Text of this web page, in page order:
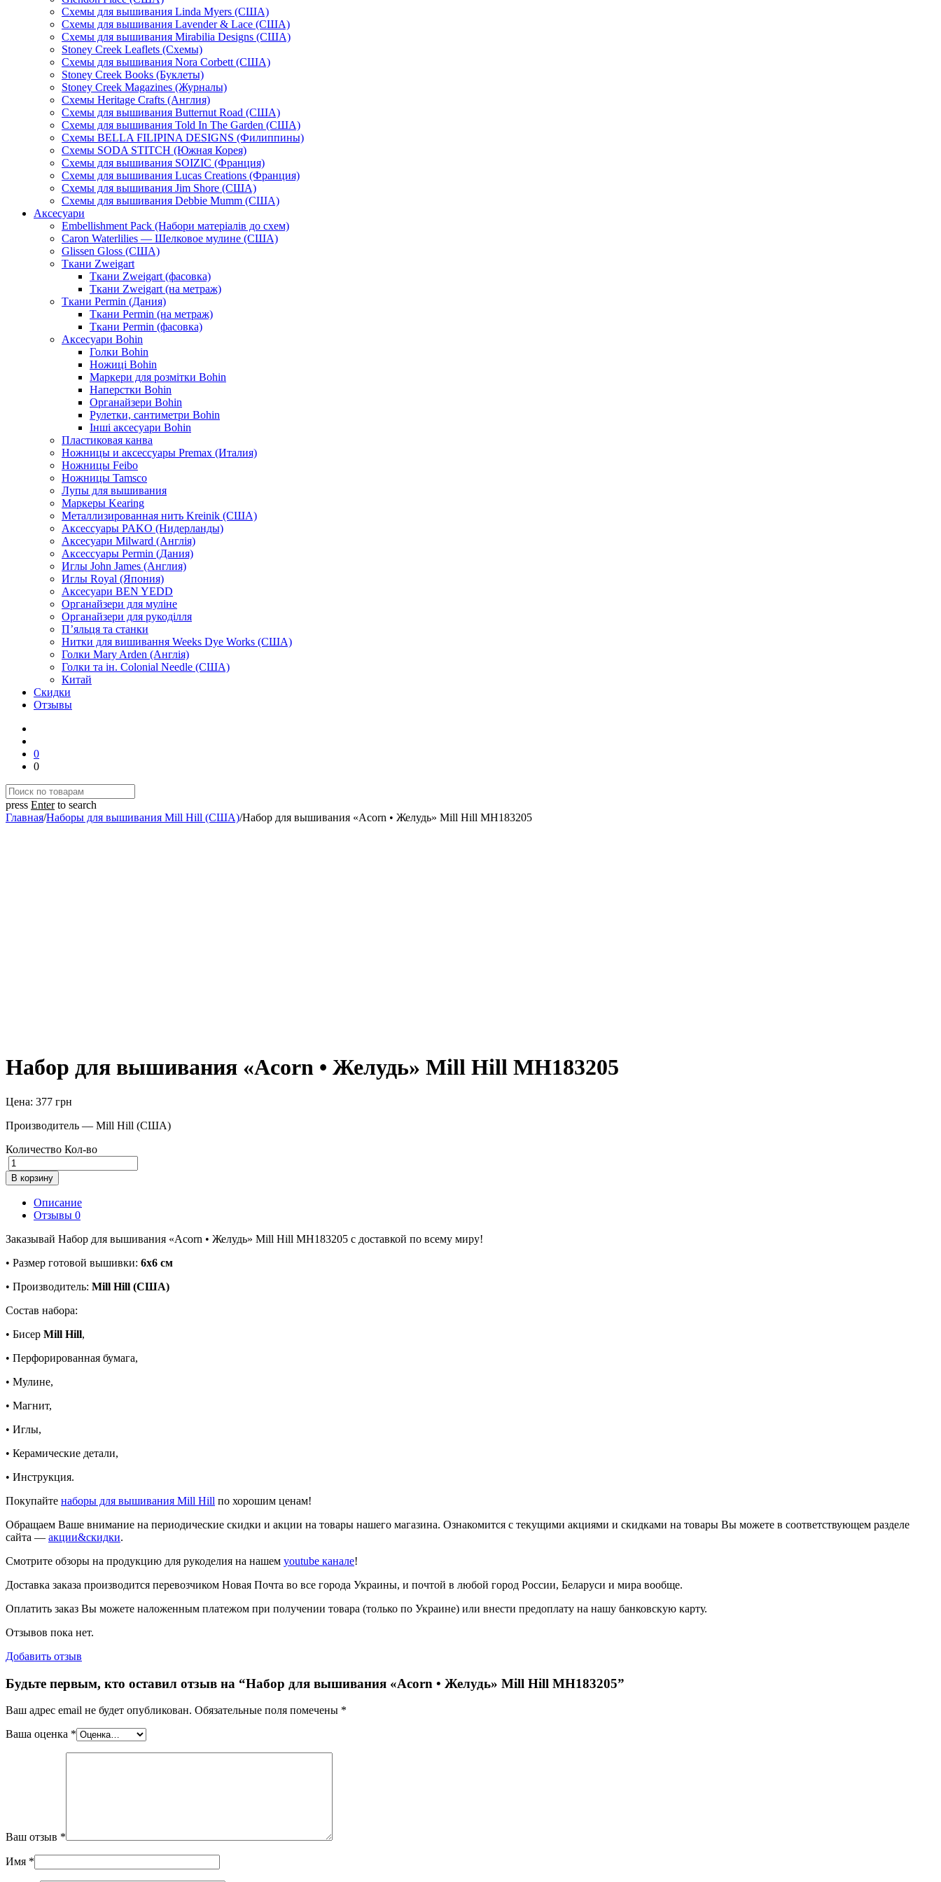
Схемы для вышивания Linda Myers (США)
Схемы для вышивания Lavender & Lace (США)
Схемы для вышивания Mirabilia Designs (США)
Stoney Creek Leaflets (Схемы)
Схемы для вышивания Nora Corbett (США)
Stoney Creek Books (Буклеты)
Stoney Creek Magazines (Журналы)
Схемы Heritage Crafts (Англия)
Схемы для вышивания Butternut Road (США)
Схемы для вышивания Told In The Garden (США)
Схемы BELLA FILIPINA DESIGNS (Филиппины)
Схемы SODA STITCH (Южная Корея)
Схемы для вышивания SOIZIC (Франция)
Схемы для вышивания Lucas Creations (Франция)
Схемы для вышивания Jim Shore (США)
Схемы для вышивания Debbie Mumm (США)
Аксесуари
Embellishment Pack (Набори матеріалів до схем)
Caron Waterlilies — Шелковое мулине (США)
Glissen Gloss (США)
Ткани Zweigart
Ткани Zweigart (фасовка)
Ткани Zweigart (на метраж)
Ткани Permin (Дания)
Ткани Permin (на метраж)
Ткани Permin (фасовка)
Аксесуари Bohin
Голки Bohin
Ножиці Bohin
Маркери для розмітки Bohin
Наперстки Bohin
Органайзери Bohin
Рулетки, сантиметри Bohin
Інші аксесуари Bohin
Пластиковая канва
Ножницы и аксессуары Premax (Италия)
Ножницы Feibo
Ножницы Tamsco
Лупы для вышивания
Маркеры Kearing
Металлизированная нить Kreinik (США)
Аксессуары PAKO (Нидерланды)
Аксесуари Milward (Англія)
Аксессуары Permin (Дания)
Иглы John James (Англия)
Иглы Royal (Япония)
Аксесуари BEN YEDD
Органайзери для муліне
Органайзери для рукоділля
П’яльця та станки
Нитки для вишивання Weeks Dye Works (США)
Голки Mary Arden (Англія)
Голки та ін. Colonial Needle (США)
Китай
Скидки
Отзывы
0
0
press Enterto search
Главная/Наборы для вышивания Mill Hill (США)/Набор для вышивания «Acorn • Желудь» Mill Hill MH183205
Набор для вышивания «Acorn • Желудь» Mill Hill MH183205
Цена: 377 грн
Производитель — Mill Hill (США)
Количество Кол-во
В корзину
Описание
Отзывы 0
Заказывай Набор для вышивания «Acorn • Желудь» Mill Hill MH183205 с доставкой по всему миру!
• Размер готовой вышивки: 6х6 см
• Производитель: Mill Hill (США)
Состав набора:
• Бисер Mill Hill,
• Перфорированная бумага,
• Мулине,
• Магнит,
• Иглы,
• Керамические детали,
• Инструкция.
Покупайте наборы для вышивания Mill Hill по хорошим ценам!
Обращаем Ваше внимание на периодические скидки и акции на товары нашего магазина. Ознакомится с текущими акциями и скидками на товары Вы можете в соответствующем разделе
сайта — акции&скидки.
Смотрите обзоры на продукцию для рукоделия на нашем youtube канале!
Доставка заказа производится перевозчиком Новая Почта во все города Украины, и почтой в любой город России, Беларуси и мира вообще.
Оплатить заказ Вы можете наложенным платежом при получении товара (только по Украине) или внести предоплату на нашу банковскую карту.
Отзывов пока нет.
Добавить отзыв
Будьте первым, кто оставил отзыв на “Набор для вышивания «Acorn • Желудь» Mill Hill MH183205”
Ваш адрес email не будет опубликован. Обязательные поля помечены *
Ваша оценка *
Ваш отзыв *
Имя *